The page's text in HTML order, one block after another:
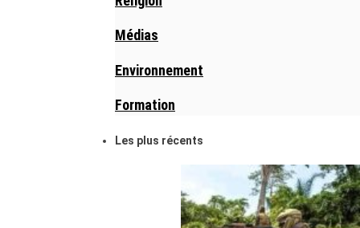
Médias
Environnement
Formation
Les plus récents